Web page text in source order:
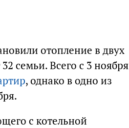
отопление в двух
семьи. Всего с 3 ноября
, однако в одно из
с котельной